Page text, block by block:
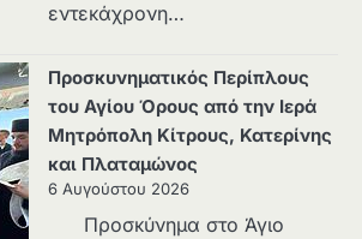
εντεκάχρονη…
Προσκυνηματικός Περίπλους
του Αγίου Όρους από την Ιερά
Μητρόπολη Κίτρους, Κατερίνης
και Πλαταμώνος
6 Αυγούστου 2026
Προσκύνημα στο Άγιο